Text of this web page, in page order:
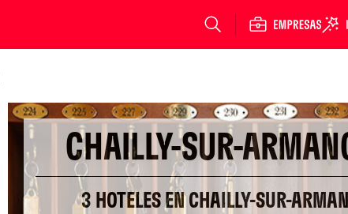
CHAILLY-SUR-
3 HOTELES EN CHAILLY-SUR-